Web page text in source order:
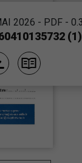
2026 - PDF -
(1)